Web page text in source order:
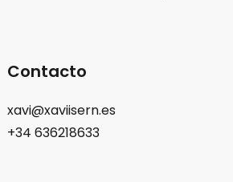
Contacto
xavi@xaviisern.es
+34 636218633